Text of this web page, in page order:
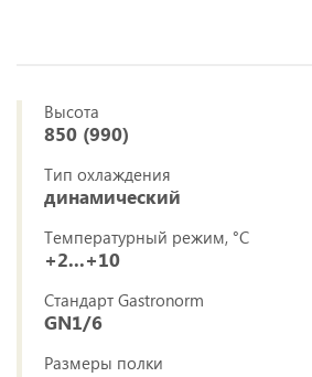
Высота
850 (990)
Тип охлаждения
динамический
Температурный режим, °C
+2...+10
Стандарт Gastronorm
GN1/6
Размеры полки